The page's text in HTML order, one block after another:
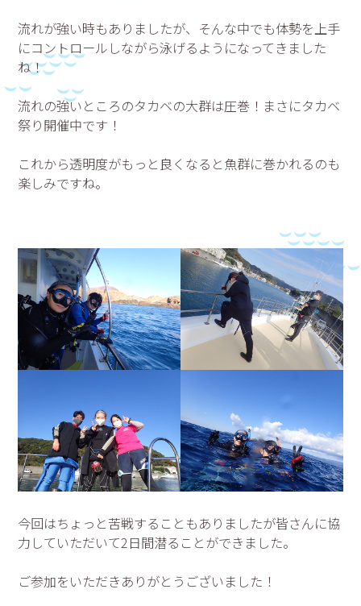
流れが強い時もありましたが、そんな中でも体勢を上手
にコントロールしながら泳げるようになってきました
ね！
流れの強いところのタカベの大群は圧巻！まさにタカベ
祭り開催中です！
これから透明度がもっと良くなると魚群に巻かれるのも
楽しみですね。
今回はちょっと苦戦することもありましたが皆さんに協
力していただいて2日間潜ることができました。
ご参加をいただきありがとうございました！